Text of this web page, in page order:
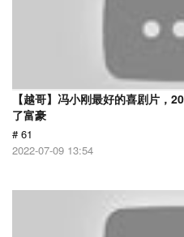
【越哥】冯小刚最好的喜剧片，
了富豪
# 61
2022-07-09 13:54